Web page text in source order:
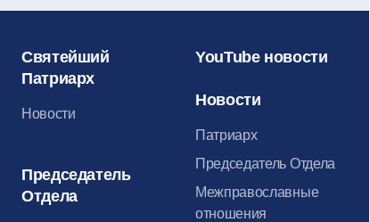
Святейший
Патриарх
Новости
Председатель
Отдела
YouTube новости
Новости
Патриарх
Председатель Отдела
Межправославные
отношения